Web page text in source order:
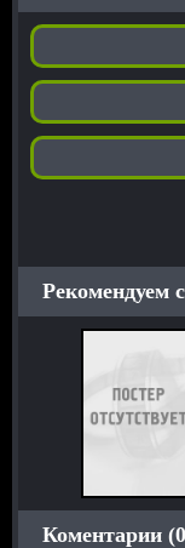
Рекомендуем
Коментарии